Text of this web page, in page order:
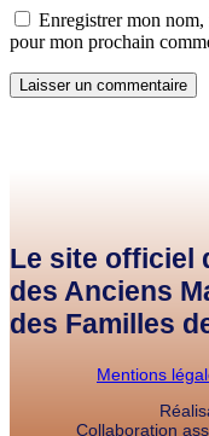
Enregistrer mon
pour mon prochain
Le site officiel
des Anciens
des Familles
Mentions
Collaboration